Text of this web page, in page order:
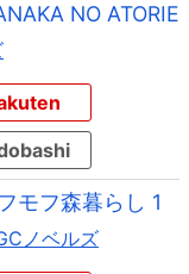
NO ATORIE
モフ森暮らし 1
ノベルズ